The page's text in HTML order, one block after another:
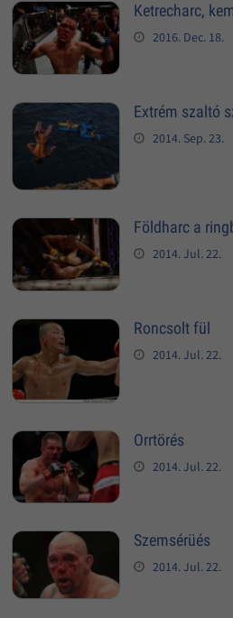
Ketrecharc,
2016. Dec. 18.
Extrém szaltó
2014. Sep. 23.
Földharc a
2014. Jul. 22.
Roncsolt fül
2014. Jul. 22.
Orrtörés
2014. Jul. 22.
Szemsérüés
2014. Jul. 22.